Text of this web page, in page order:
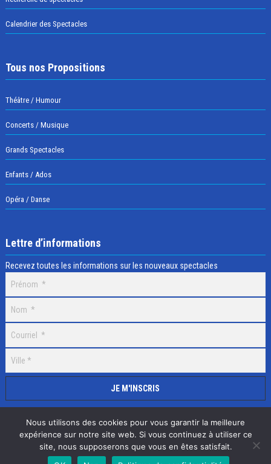
Calendrier des Spectacles
Tous nos Propositions
Théâtre / Humour
Concerts / Musique
Grands Spectacles
Enfants / Ados
Opéra / Danse
Lettre d’informations
Recevez toutes les informations sur les nouveaux spectacles
Selectick © 2020 Tous droits réservés, RéalisationAdamaco
Nous utilisons des cookies pour vous garantir la meilleure
expérience sur notre site web. Si vous continuez à utiliser ce
site, nous supposerons que vous en êtes satisfait.